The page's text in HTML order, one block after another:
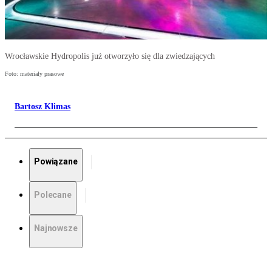
Wrocławskie Hydropolis już otworzyło się dla zwiedzających
Foto: materiały prasowe
Bartosz Klimas
Powiązane
Polecane
Najnowsze